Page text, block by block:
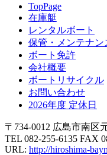
TopPage
在庫艇
レンタルボート
保管・メンテナン
ボート免許
会社概要
ボートリサイクル
お問い合わせ
2026年度 定休日
〒734-0012 広島市南区
TEL 082-255-6135 FAX
URL: http://hiroshima-